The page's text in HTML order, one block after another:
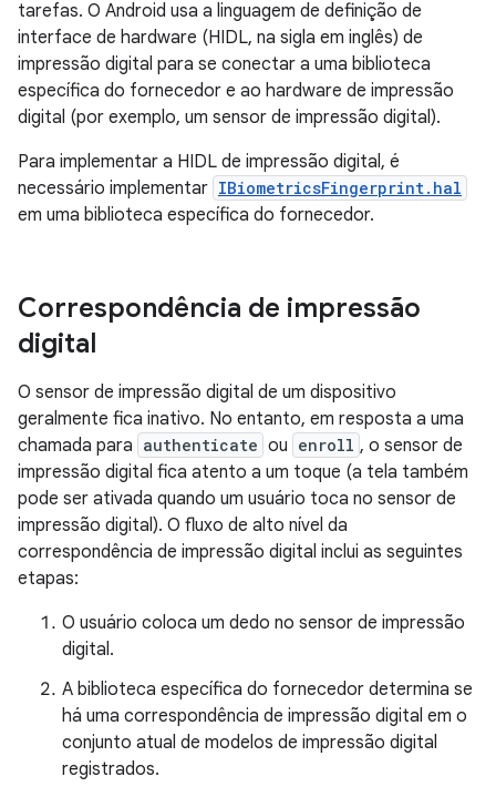
tarefas. O Android usa a linguagem de definição de
interface de hardware (HIDL, na sigla em inglês) de
impressão digital para se conectar a uma biblioteca
específica do fornecedor e ao hardware de impressão
digital (por exemplo, um sensor de impressão digital).
Para implementar a HIDL de impressão digital, é
necessário implementar IBiometricsFingerprint.hal
em uma biblioteca específica do fornecedor.
Correspondência de impressão
digital
O sensor de impressão digital de um dispositivo
geralmente fica inativo. No entanto, em resposta a uma
chamada para authenticate ou enroll , o sensor de
impressão digital fica atento a um toque (a tela também
pode ser ativada quando um usuário toca no sensor de
impressão digital). O fluxo de alto nível da
correspondência de impressão digital inclui as seguintes
etapas:
O usuário coloca um dedo no sensor de impressão
digital.
A biblioteca específica do fornecedor determina se
há uma correspondência de impressão digital em o
conjunto atual de modelos de impressão digital
registrados.